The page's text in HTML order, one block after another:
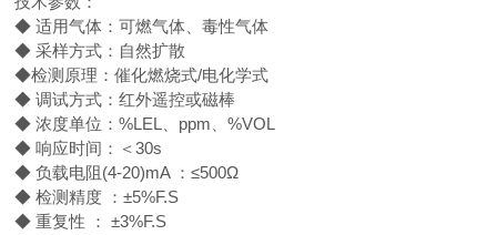
◆ 适用气体：可燃气体、毒性气体
◆ 采样方式：自然扩散
◆检测原理：催化燃烧式/电化学式
◆ 调试方式：红外遥控或磁棒
◆ 浓度单位：%LEL、ppm、%VOL
◆ 响应时间：＜30s
◆ 负载电阻(4-20)mA ：≤500Ω
◆ 检测精度 ：±5%F.S
◆ 重复性 ： ±3%F.S